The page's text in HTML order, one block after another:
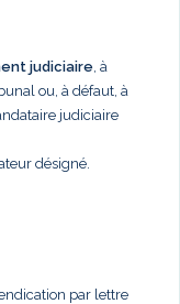
judiciaire , à
ou, à défaut, à
judiciaire
désigné.
par lettre